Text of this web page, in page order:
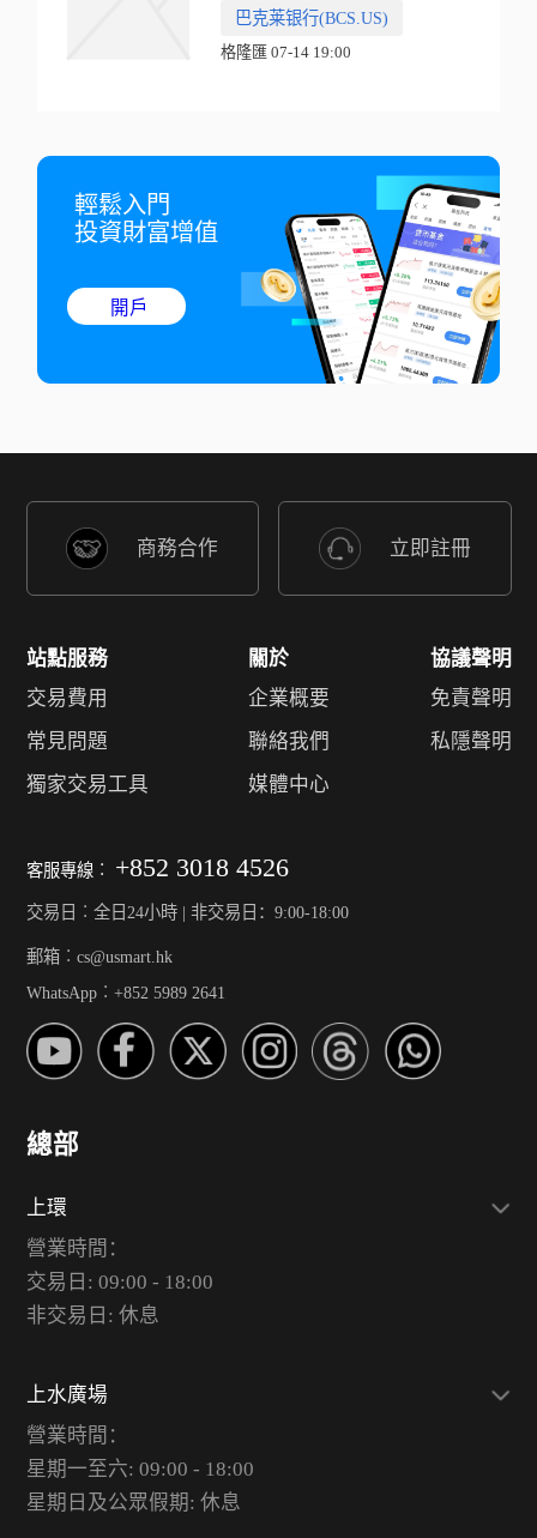
巴克莱银行(BCS.US)
格隆匯 07-14 19:00
輕鬆入門
投資財富增值
開戶
商務合作 立即註冊
站點服務
交易費用
常見問題
獨家交易工具
關於
企業概要
聯絡我們
媒體中心
協議聲明
免責聲明
私隱聲明
客服專線︰ +852 3018 4526
交易日︰全日24小時 | 非交易日：9:00-18:00
郵箱︰cs@usmart.hk
WhatsApp︰+852 5989 2641
總部
上環
營業時間：
交易日: 09:00 - 18:00
非交易日: 休息
上水廣場
營業時間：
星期一至六: 09:00 - 18:00
星期日及公眾假期: 休息